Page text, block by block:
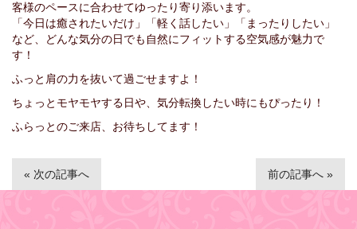
客様のペースに合わせてゆったり寄り添います。
「今日は癒されたいだけ」「軽く話したい」「まったりしたい」
など、どんな気分の日でも自然にフィットする空気感が魅力で
す！
ふっと肩の力を抜いて過ごせますよ！
ちょっとモヤモヤする日や、気分転換したい時にもぴったり！
ふらっとのご来店、お待ちしてます！
« 次の記事へ 前の記事へ »